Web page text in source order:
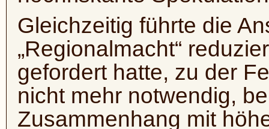
Gleichzeitig führte die
„Regionalmacht“
gefordert hatte, zu der
nicht mehr notwendig,
Zusammenhang mit